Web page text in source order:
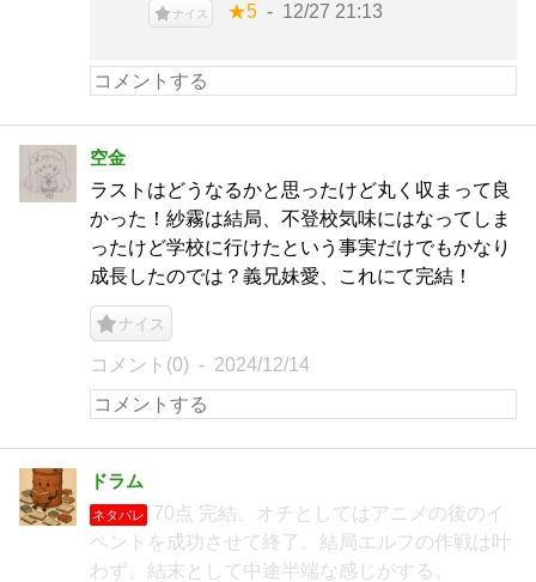
ナイス ★5 12/27 21:13
空金
ラストはどうなるかと思ったけど丸く収まって良
かった！紗霧は結局、不登校気味にはなってしま
ったけど学校に行けたという事実だけでもかなり
成長したのでは？義兄妹愛、これにて完結！
ナイス
コメント(0) 2024/12/14
ドラム
ネタバレ
70点 完結。オチとしてはアニメの後のイ
ベントを成功させて終了。結局エルフの作戦は叶
わず。結末として中途半端な感じがする。